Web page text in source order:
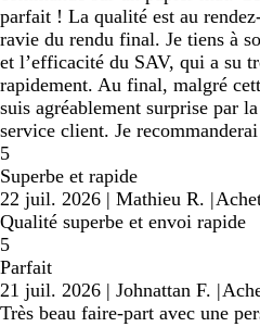
parfait ! La qualité est au
ravie du rendu final. Je tiens à
et l’efficacité du SAV, qui a su
rapidement. Au final, malgré
suis agréablement surprise par
service client. Je recommanderai
5
Superbe et rapide
22 juil. 2026 | Mathieu R. |
Qualité superbe et envoi rapide
5
Parfait
21 juil. 2026 | Johnattan F. |
Très beau faire-part avec une